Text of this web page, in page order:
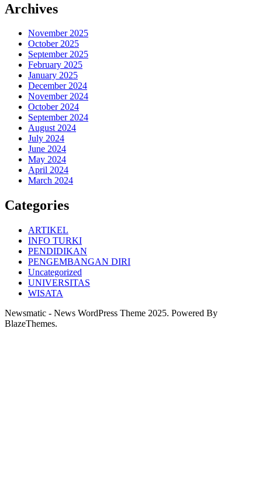
Archives
November 2025
October 2025
September 2025
February 2025
January 2025
December 2024
November 2024
October 2024
September 2024
August 2024
July 2024
June 2024
May 2024
April 2024
March 2024
Categories
ARTIKEL
INFO TURKI
PENDIDIKAN
PENGEMBANGAN DIRI
Uncategorized
UNIVERSITAS
WISATA
Newsmatic - News WordPress Theme 2025. Powered By
BlazeThemes.